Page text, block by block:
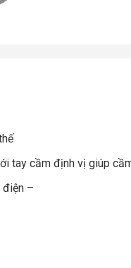
tay cầm định vị giúp
điện –